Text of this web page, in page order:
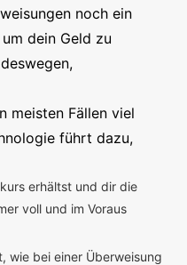
noch ein
dein Geld zu
meisten Fällen viel
führt dazu,
erhältst und dir die
voll und im Voraus
wie bei einer Überweisung